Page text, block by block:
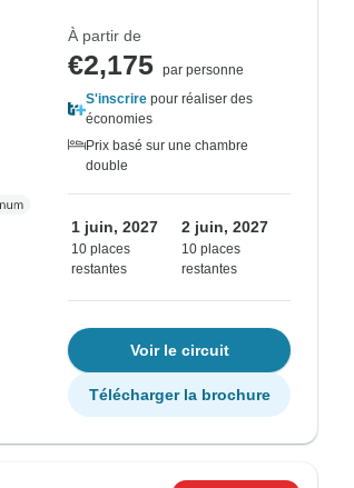
À partir de
€2,175 par personne
S'inscrire pour réaliser des
économies
Prix basé sur une chambre
double
1 juin, 2027
10 places
restantes
2 juin, 2027
10 places
restantes
Voir le circuit
Télécharger la brochure